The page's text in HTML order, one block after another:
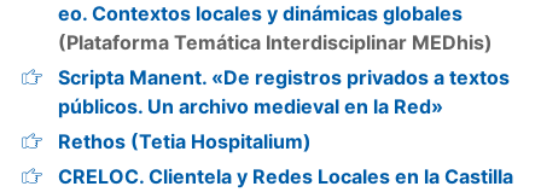
eo. Contextos locales y dinámicas globales
(Plataforma Temática Interdisciplinar MEDhis)
Scripta Manent. «De registros privados a textos
públicos. Un archivo medieval en la Red»
Rethos (Tetia Hospitalium)
CRELOC. Clientela y Redes Locales en la Castilla